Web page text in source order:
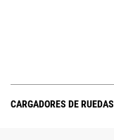
CARGADORES DE RUEDAS